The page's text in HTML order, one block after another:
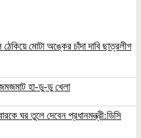
মোটা অঙ্কের চাঁদা দাবি ছাত্রলীগ
হা-ডু-ডু খেলা
ঘর তুলে দেবেন প্রধানমন্ত্রী:ডিসি